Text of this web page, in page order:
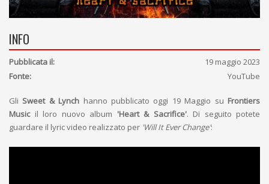
INFO
Pubblicata il:
19 maggio 2023
Fonte:
YouTube
Gli Sweet & Lynch hanno pubblicato oggi 19 Maggio su Frontiers
Musicil loro nuovo album 'Heart & Sacrifice'. Di seguito potete
guardare il lyric video realizzato per 'Will It Ever Change':